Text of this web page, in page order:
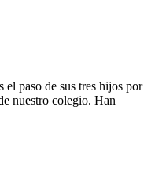
paso de sus tres hijos por
nuestro colegio. Han